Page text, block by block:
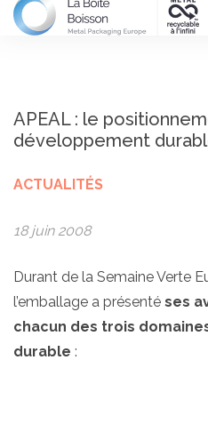
APEAL : le
développement
ACTUALITÉS
18 juin 2008
Durant de la Semaine Verte
l’emballage a présenté ses
chacun des trois
durable :